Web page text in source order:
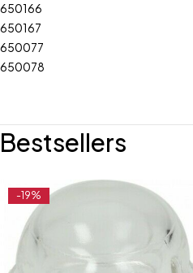
650166
650167
650077
650078
Bestsellers
-19%